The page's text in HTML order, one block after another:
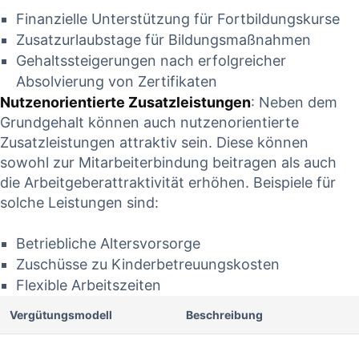
Finanzielle ‌Unterstützung für Fortbildungskurse
Zusatzurlaubstage für Bildungsmaßnahmen
Gehaltssteigerungen nach ‍erfolgreicher
Absolvierung ‌von Zertifikaten
Nutzenorientierte⁤ Zusatzleistungen: ‌Neben dem
Grundgehalt können auch nutzenorientierte
Zusatzleistungen attraktiv sein. Diese ⁤können
sowohl zur ‌Mitarbeiterbindung beitragen als ⁤auch
die Arbeitgeberattraktivität erhöhen.⁤ Beispiele für​
solche Leistungen sind:
Betriebliche Altersvorsorge
Zuschüsse zu Kinderbetreuungskosten
Flexible Arbeitszeiten
Vergütungsmodell Beschreibung